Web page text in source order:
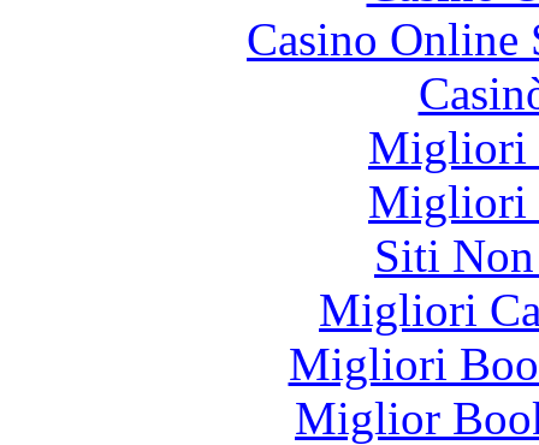
Casino
Migliori
Migliori
Siti
Migliori
Migliori
Miglior